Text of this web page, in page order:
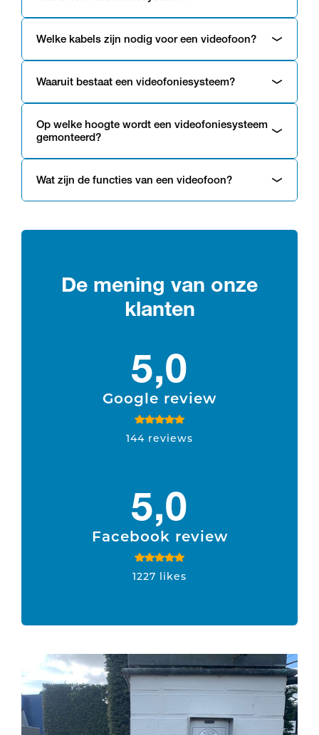
Welke kabels zijn nodig voor een videofoon?
Waaruit bestaat een videofoniesysteem?
Op welke hoogte wordt een videofoniesysteem
gemonteerd?
Wat zijn de functies van een videofoon?
De mening van onze
klanten
5,0
Google review
144 reviews
5,0
Facebook review
1227 likes